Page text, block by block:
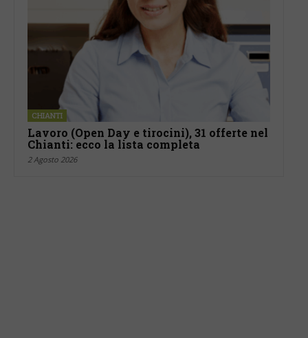
CHIANTI
Lavoro (Open Day e tirocini), 31 offerte nel
Chianti: ecco la lista completa
2 Agosto 2026